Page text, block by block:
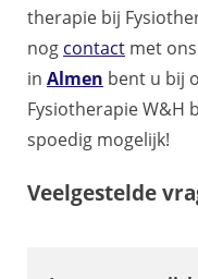
therapie bij
nog contact met
in Almen bent u bij
Fysiotherapie W&H
spoedig mogelijk!
Veelgestelde